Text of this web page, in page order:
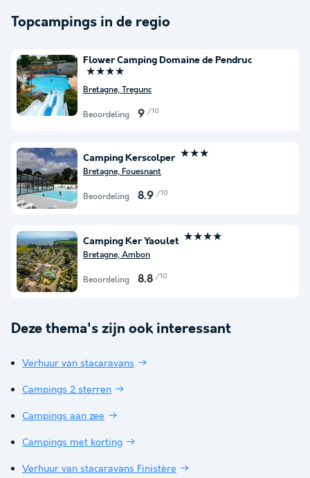
Topcampings in de regio
Flower Camping Domaine de Pendruc
★★★★
Bretagne, Tregunc
Beoordeling 9 /10
Camping Kerscolper ★★★
Bretagne, Fouesnant
Beoordeling 8.9 /10
Camping Ker Yaoulet ★★★★
Bretagne, Ambon
Beoordeling 8.8 /10
Deze thema's zijn ook interessant
Verhuur van stacaravans
Campings 2 sterren
Campings aan zee
Campings met korting
Verhuur van stacaravans Finistère